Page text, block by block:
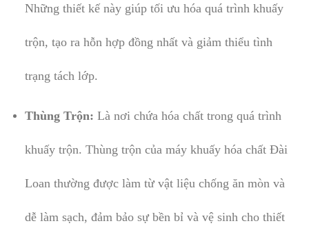
Những thiết kế này giúp tối ưu hóa quá trình khuấy
trộn, tạo ra hỗn hợp đồng nhất và giảm thiểu tình
trạng tách lớp.
Thùng Trộn: Là nơi chứa hóa chất trong quá trình
khuấy trộn. Thùng trộn của máy khuấy hóa chất Đài
Loan thường được làm từ vật liệu chống ăn mòn và
dễ làm sạch, đảm bảo sự bền bỉ và vệ sinh cho thiết